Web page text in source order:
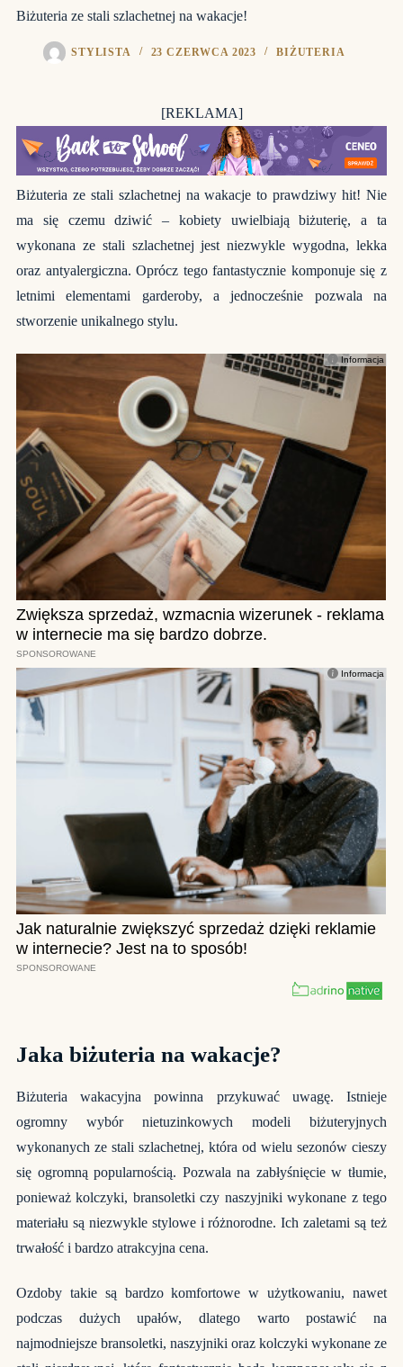
Biżuteria ze stali szlachetnej na wakacje!
STYLISTA 23 CZERWCA 2023 BIŻUTERIA
[REKLAMA]
Biżuteria ze stali szlachetnej na wakacje to prawdziwy hit! Nie
ma się czemu dziwić – kobiety uwielbiają biżuterię, a ta
wykonana ze stali szlachetnej jest niezwykle wygodna, lekka
oraz antyalergiczna. Oprócz tego fantastycznie komponuje się z
letnimi elementami garderoby, a jednocześnie pozwala na
stworzenie unikalnego stylu.
Jaka biżuteria na wakacje?
Biżuteria wakacyjna powinna przykuwać uwagę. Istnieje
ogromny wybór nietuzinkowych modeli biżuteryjnych
wykonanych ze stali szlachetnej, która od wielu sezonów cieszy
się ogromną popularnością. Pozwala na zabłyśnięcie w tłumie,
ponieważ kolczyki, bransoletki czy naszyjniki wykonane z tego
materiału są niezwykle stylowe i różnorodne. Ich zaletami są też
trwałość i bardzo atrakcyjna cena.
Ozdoby takie są bardzo komfortowe w użytkowaniu, nawet
podczas dużych upałów, dlatego warto postawić na
najmodniejsze bransoletki, naszyjniki oraz kolczyki wykonane ze